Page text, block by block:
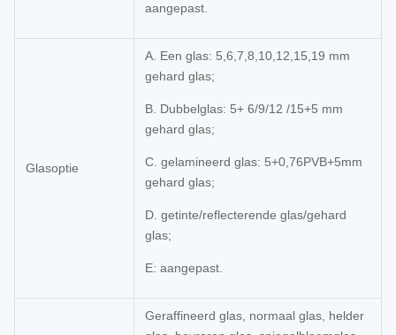
aangepast.
Glasoptie
A. Een glas: 5,6,7,8,10,12,15,19 mm
gehard glas;
B. Dubbelglas: 5+ 6/9/12 /15+5 mm
gehard glas;
C. gelamineerd glas: 5+0,76PVB+5mm
gehard glas;
D. getinte/reflecterende glas/gehard
glas;
E: aangepast.
Geraffineerd glas, normaal glas, helder